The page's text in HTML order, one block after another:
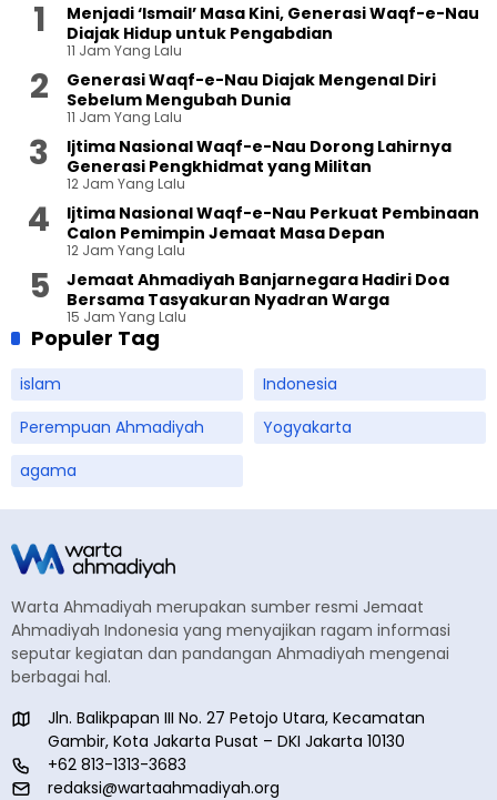
Menjadi ‘Ismail’ Masa Kini, Generasi Waqf-e-Nau
Diajak Hidup untuk Pengabdian
11 Jam Yang Lalu
Generasi Waqf-e-Nau Diajak Mengenal Diri
Sebelum Mengubah Dunia
11 Jam Yang Lalu
Ijtima Nasional Waqf-e-Nau Dorong Lahirnya
Generasi Pengkhidmat yang Militan
12 Jam Yang Lalu
Ijtima Nasional Waqf-e-Nau Perkuat Pembinaan
Calon Pemimpin Jemaat Masa Depan
12 Jam Yang Lalu
Jemaat Ahmadiyah Banjarnegara Hadiri Doa
Bersama Tasyakuran Nyadran Warga
15 Jam Yang Lalu
Populer Tag
islam
Indonesia
Perempuan Ahmadiyah
Yogyakarta
agama
Warta Ahmadiyah merupakan sumber resmi Jemaat
Ahmadiyah Indonesia yang menyajikan ragam informasi
seputar kegiatan dan pandangan Ahmadiyah mengenai
berbagai hal.
Jln. Balikpapan III No. 27 Petojo Utara, Kecamatan
Gambir, Kota Jakarta Pusat – DKI Jakarta 10130
+62 813-1313-3683
redaksi@wartaahmadiyah.org